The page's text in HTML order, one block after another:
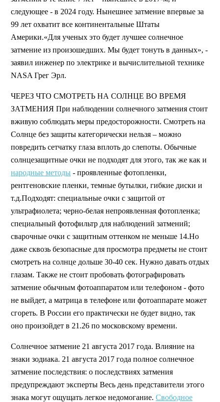
следующее - в 2024 году. Нынешнее затмение впервые за
99 лет охватит все континентальные Штаты
Америки.«Для ученых это будет лучшее солнечное
затмение из произошедших. Мы будет тонуть в данных», -
заявил инженер по электрике и вычислительной технике
NASA Грег Эрл.
ЧЕРЕЗ ЧТО СМОТРЕТЬ НА СОЛНЦЕ ВО ВРЕМЯ
ЗАТМЕНИЯ При наблюдении солнечного затмения стоит
вживую соблюдать меры предосторожности. Смотреть на
Солнце без защиты категорически нельзя – можно
повредить сетчатку глаза вплоть до слепоты. Обычные
солнцезащитные очки не подходят для этого, так же как и
народные методы - проявленные фотопленки,
рентгеновские пленки, темные бутылки, гибкие диски и
т.д.Подходят: специальные очки с защитой от
ультрафиолета; черно-белая непроявленная фотопленка;
специальный фотофильтр для наблюдений затмений;
сварочные очки с защитным оттенком не меньше 14.Но
даже сквозь безопасные для просмотра предметы не стоит
смотреть на солнце дольше 30-40 сек. Нужно давать отдых
глазам. Также не стоит пробовать фотографировать
затмение обычным фотоаппаратом или телефоном - фото
не выйдет, а матрица в телефоне или фотоаппарате может
сгореть. В России его практически не будет видно, так
оно произойдет в 21.26 по московскому времени.
Солнечное затмение 21 августа 2017 года. Влияние на
знаки зодиака. 21 августа 2017 года полное солнечное
затмение последствия: о последствиях затмения
предупреждают эксперты Весь день представители этого
знака могут ощущать легкое недомогание. Свободное